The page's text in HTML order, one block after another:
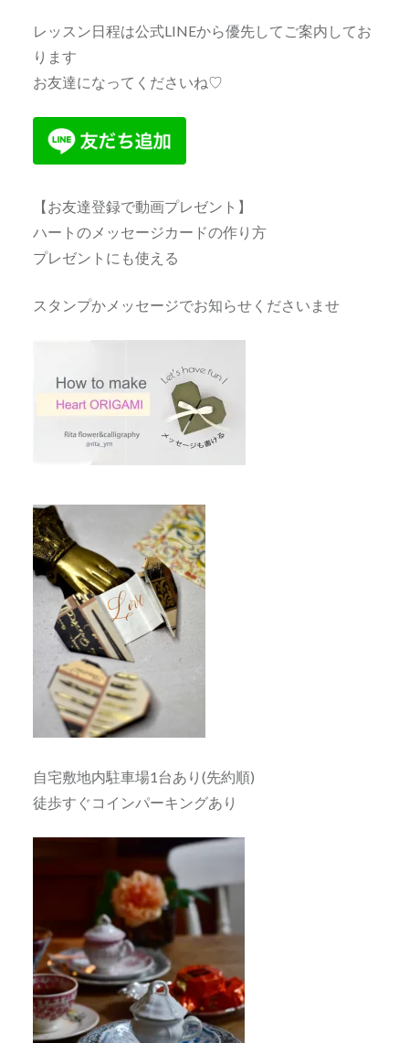
レッスン日程は公式LINEから優先してご案内してお
ります
お友達になってくださいね♡
【お友達登録で動画プレゼント】
ハートのメッセージカードの作り方
プレゼントにも使える
スタンプかメッセージでお知らせくださいませ
自宅敷地内駐車場1台あり(先約順)
徒歩すぐコインパーキングあり